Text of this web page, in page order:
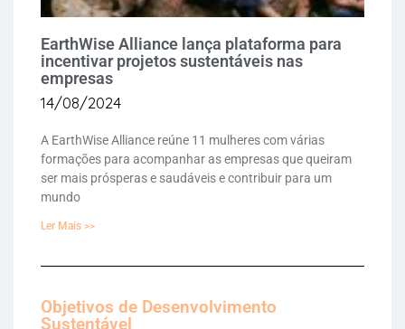
EarthWise Alliance lança plataforma para
incentivar projetos sustentáveis nas
empresas
14/08/2024
A EarthWise Alliance reúne 11 mulheres com várias
formações para acompanhar as empresas que queiram
ser mais prósperas e saudáveis e contribuir para um
mundo
Ler Mais >>
Objetivos de Desenvolvimento
Sustentável